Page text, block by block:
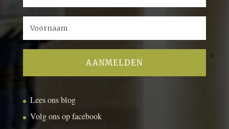
Lees ons blog
Volg ons op facebook